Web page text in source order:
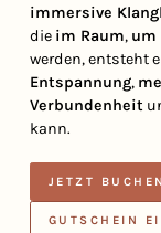
immersive
die im Raum, um
werden, entsteht
Entspannung,
Verbundenheit
kann.
JETZT BUCHEN
GUTSCHEIN